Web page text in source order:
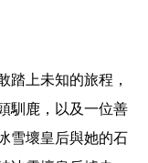
踏上未知的旅程，
馴鹿，以及一位善
雪壞皇后與她的石